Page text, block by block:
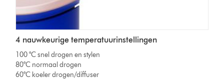
4 nauwkeurige temperatuurinstellingen
100 °C snel drogen en stylen
80°C normaal drogen
60°C koeler drogen/diffuser